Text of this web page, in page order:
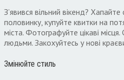
З’явився вільний вікенд?
половинку, купуйте квитки на
міста. Фотографуйте цікаві місця.
людьми. Закохуйтесь у нові
Змінюйте стиль